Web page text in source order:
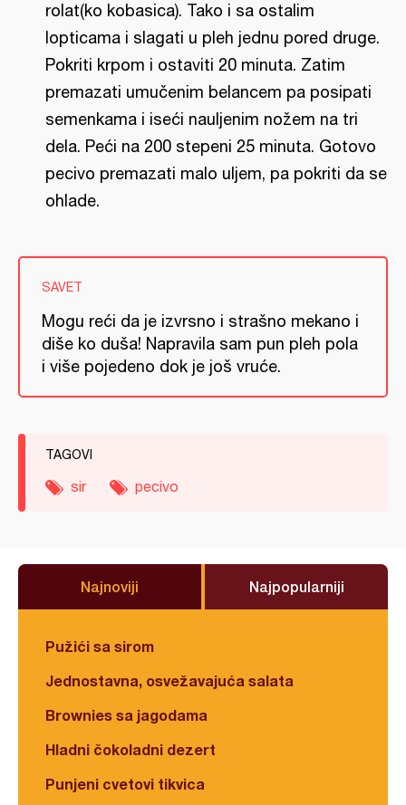
rolat(ko kobasica). Tako i sa ostalim
lopticama i slagati u pleh jednu pored druge.
Pokriti krpom i ostaviti 20 minuta. Zatim
premazati umučenim belancem pa posipati
semenkama i iseći nauljenim nožem na tri
dela. Peći na 200 stepeni 25 minuta. Gotovo
pecivo premazati malo uljem, pa pokriti da se
ohlade.
SAVET
Mogu reći da je izvrsno i strašno mekano i
diše ko duša! Napravila sam pun pleh pola
i više pojedeno dok je još vruće.
TAGOVI
sir pecivo
Najnoviji Najpopularniji
Pužići sa sirom
Jednostavna, osvežavajuća salata
Brownies sa jagodama
Hladni čokoladni dezert
Punjeni cvetovi tikvica